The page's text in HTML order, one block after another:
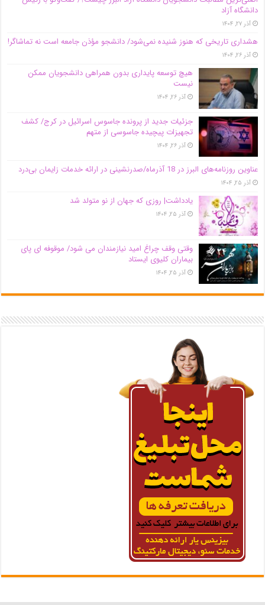
دانشگاه آز‌اد
آذر ۲۷, ۱۴۰۴
هشداری تاریخی که هنوز شنیده نمی‌شود/ دانشجو مؤذن جامعه است نه تماشاگر!
آذر ۲۶, ۱۴۰۴
هیچ توسعه پایداری بدون همراهی دانشجویان ممکن
نیست
آذر ۲۶, ۱۴۰۴
جزئیات جدید از پرونده جاسوس اسرائیل در کرج/‌ کشف
تجهیزات پیچیده جاسوسی از متهم
آذر ۲۶, ۱۴۰۴
عناوین روزنامه‌های البرز در ‌18 آذرماه/صدرنشینی در ارائه خدمات زایمان بی‌درد
آذر ۲۵, ۱۴۰۴
یادداشت| روزی که جهان از نو متولد شد
آذر ۲۵, ۱۴۰۴
وقتی وقف چراغ امید نیازمندان می شود/ موقوفه ای پای
بیماران کلیوی ایستاد
آذر ۲۵, ۱۴۰۴